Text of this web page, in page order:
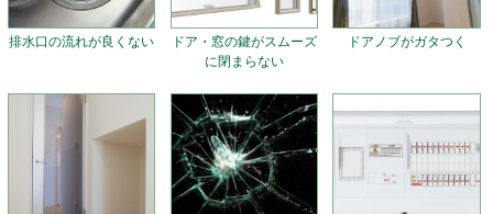
排水口の流れが良くない
ドア・窓の鍵がスムーズ
に閉まらない
ドアノブがガタつく